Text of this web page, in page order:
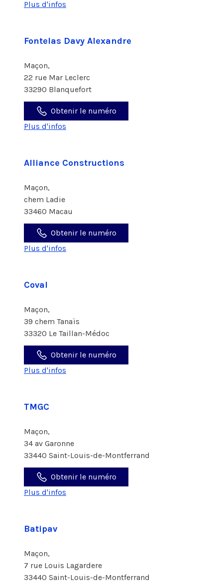
Plus d'infos
Fontelas Davy Alexandre
Maçon,
22 rue Mar Leclerc
33290 Blanquefort
Obtenir le numéro
Plus d'infos
Alliance Constructions
Maçon,
chem Ladie
33460 Macau
Obtenir le numéro
Plus d'infos
Coval
Maçon,
39 chem Tanaïs
33320 Le Taillan-Médoc
Obtenir le numéro
Plus d'infos
TMGC
Maçon,
34 av Garonne
33440 Saint-Louis-de-Montferrand
Obtenir le numéro
Plus d'infos
Batipav
Maçon,
7 rue Louis Lagardere
33440 Saint-Louis-de-Montferrand